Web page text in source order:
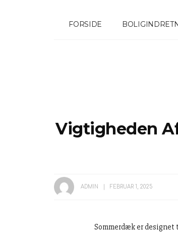
FORSIDE
Vigtigheden
ADMIN FEBRUAR 1, 2025
Sommerdæk er